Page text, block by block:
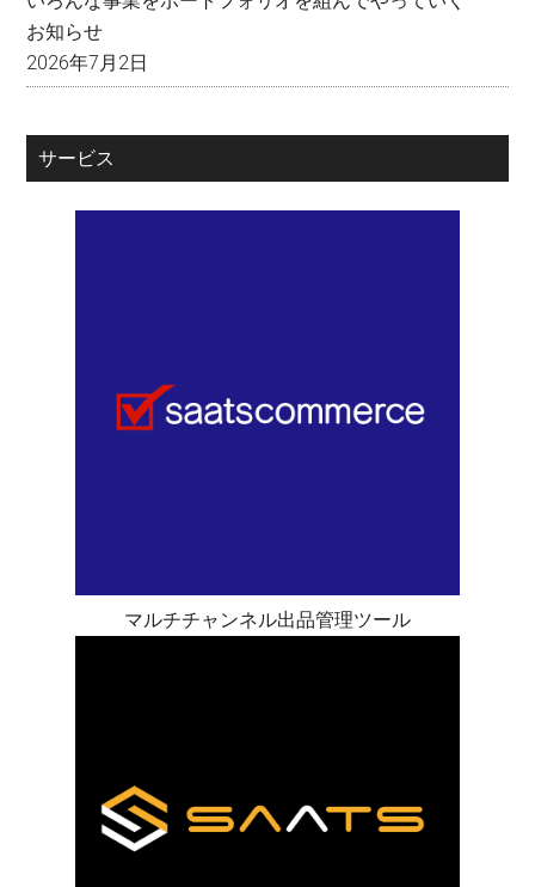
お知らせ
2026年7月2日
サービス
マルチチャンネル出品管理ツール